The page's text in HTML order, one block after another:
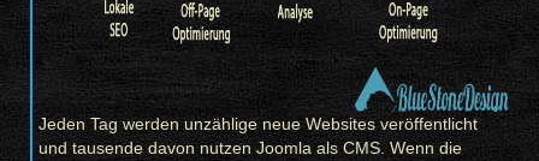
Jeden Tag werden unzählige neue Websites veröffentlicht
und tausende davon nutzen Joomla als CMS. Wenn die